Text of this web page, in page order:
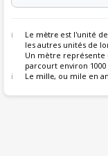
Le mètre est l'unité
les autres unités de
Un mètre représente
parcourt environ
Le mille, ou mile en